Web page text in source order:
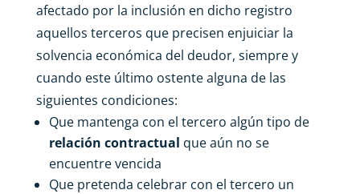
afectado por la inclusión en dicho registro
aquellos terceros que precisen enjuiciar la
solvencia económica del deudor, siempre y
cuando este último ostente alguna de las
siguientes condiciones:
Que mantenga con el tercero algún tipo de
relación contractual que aún no se
encuentre vencida
Que pretenda celebrar con el tercero un